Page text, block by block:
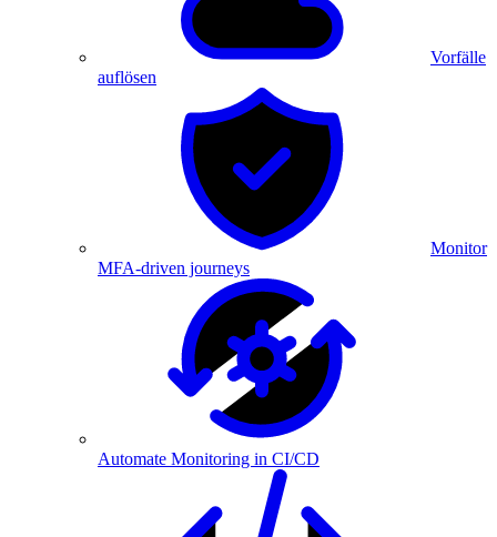
Vorfälle
auflösen
Monitor
MFA-driven journeys
Automate Monitoring in CI/CD